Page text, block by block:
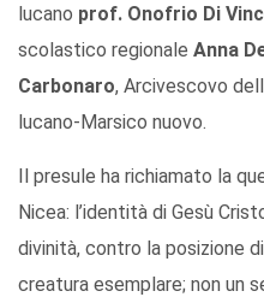
lucano prof. Onofrio Di
scolastico regionale Anna
Carbonaro, Arcivescovo
lucano-Marsico nuovo.
Il presule ha richiamato la
Nicea: l’identità di Gesù
divinità, contro la posizione
creatura esemplare; non un